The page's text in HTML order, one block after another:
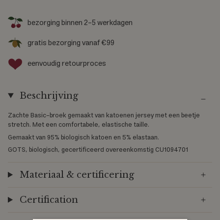
j
u
w
a
a
t
bezorging binnen 2-5 werkdagen
gratis bezorging vanaf €99
eenvoudig retourproces
Beschrijving
Zachte Basic-broek gemaakt van katoenen jersey met een beetje
stretch. Met een comfortabele, elastische taille.
Gemaakt van 95% biologisch katoen en 5% elastaan.
GOTS, biologisch, gecertificeerd overeenkomstig CU1094701
Materiaal & certificering
Certification